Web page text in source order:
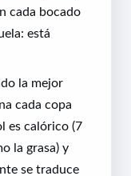
cada bocado
está
la mejor
cada copa
es calórico (7
la grasa) y
se traduce